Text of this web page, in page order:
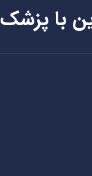
با پزشک